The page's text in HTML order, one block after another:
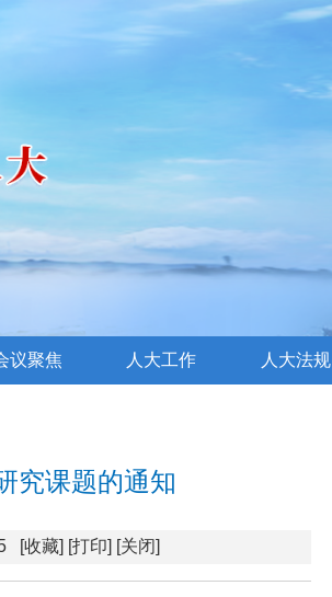
议聚焦 人大工作 人大法规
究课题的通知
[收藏] [打印] [关闭]